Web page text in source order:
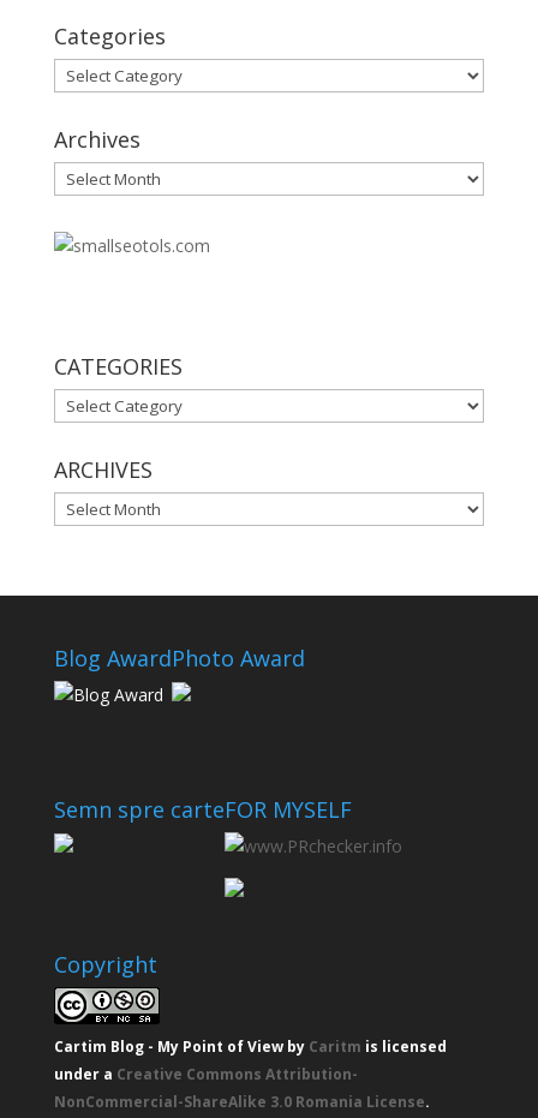
Categories
Categories
Archives
Archives
CATEGORIES
CATEGORIES
ARCHIVES
ARCHIVES
Blog AwardPhoto Award
Semn spre carteFOR MYSELF
Copyright
Cartim Blog - My Point of Viewby Caritm is licensed
under a Creative Commons Attribution-
NonCommercial-ShareAlike 3.0 Romania License.